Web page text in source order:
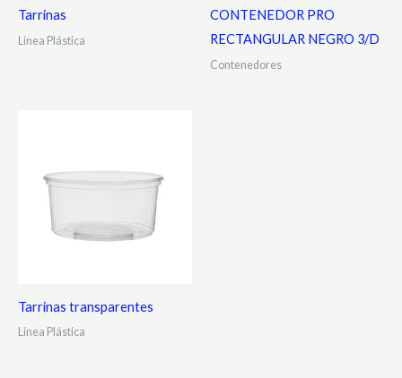
Tarrinas
Línea Plástica
CONTENEDOR PRO
RECTANGULAR NEGRO 3/D
Contenedores
Tarrinas transparentes
Línea Plástica